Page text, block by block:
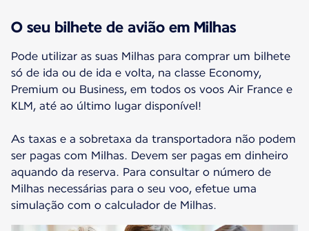
O seu bilhete de avião em Milhas
Pode utilizar as suas Milhas para comprar um bilhete
só de ida ou de ida e volta, na classe Economy,
Premium ou Business, em todos os voos Air France e
KLM, até ao último lugar disponível!
As taxas e a sobretaxa da transportadora não podem
ser pagas com Milhas. Devem ser pagas em dinheiro
aquando da reserva. Para consultar o número de
Milhas necessárias para o seu voo, efetue uma
simulação com o calculador de Milhas.